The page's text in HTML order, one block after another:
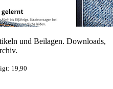
und Beilagen. Downloads,
19,90